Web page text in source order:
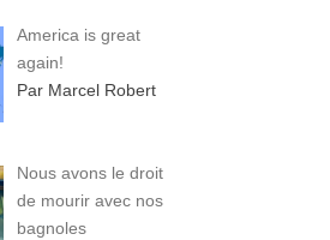
America is great
again!
Par Marcel Robert
Nous avons le droit
de mourir avec nos
bagnoles